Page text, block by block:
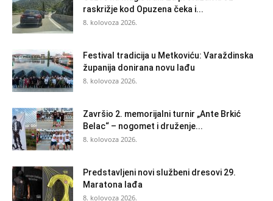
raskrižje kod Opuzena čeka i...
8. kolovoza 2026.
Festival tradicija u Metkoviću: Varaždinska
županija donirana novu lađu
8. kolovoza 2026.
Završio 2. memorijalni turnir „Ante Brkić
Belac“ – nogomet i druženje...
8. kolovoza 2026.
Predstavljeni novi službeni dresovi 29.
Maratona lađa
8. kolovoza 2026.